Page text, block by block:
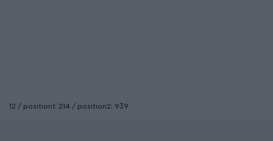
12 / position1: 214 / position2: 939